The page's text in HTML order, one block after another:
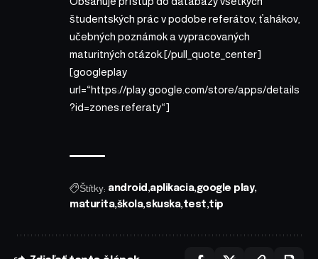
študentských prác v podobe referátov, ťahákov,
učebných poznámok a vypracovaných
maturitných otázok.[/pull_quote_center]
[googleplay
url=“https://play.google.com/store/apps/details
?id=zones.referaty“]
Štítky: android aplikacia google play
maturita škola skuska test tip